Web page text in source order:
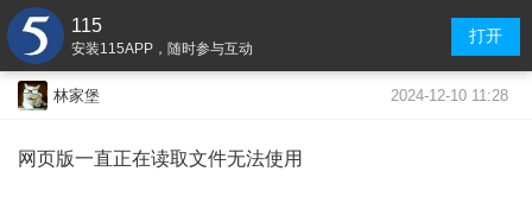
115
安装115APP，随时参与互动
打开
林家堡 2024-12-10 11:28
网页版一直正在读取文件无法使用